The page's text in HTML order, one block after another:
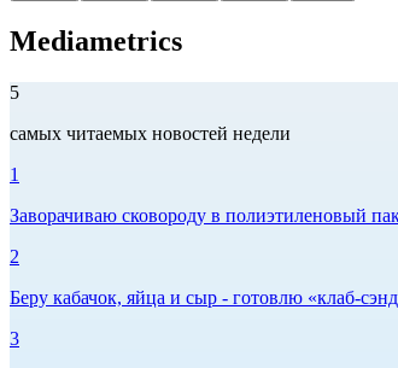
Mediametrics
5
самых читаемых новостей недели
1
Заворачиваю сковороду в полиэтиленовый
2
Беру кабачок, яйца и сыр - готовлю «клаб-
3